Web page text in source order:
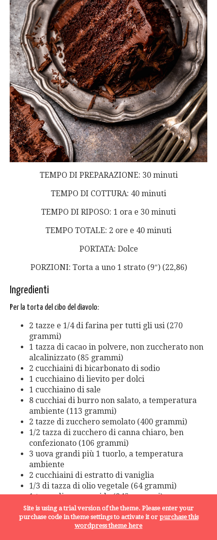
TEMPO DI PREPARAZIONE: 30 minuti
TEMPO DI COTTURA: 40 minuti
TEMPO DI RIPOSO: 1 ora e 30 minuti
TEMPO TOTALE: 2 ore e 40 minuti
PORTATA: Dolce
PORZIONI: Torta a uno 1 strato (9″) (22,86)
Ingredienti
Per la torta del cibo del diavolo:
2 tazze e 1/4 di farina per tutti gli usi (270
grammi)
1 tazza di cacao in polvere, non zuccherato non
alcalinizzato (85 grammi)
2 cucchiaini di bicarbonato di sodio
1 cucchiaino di lievito per dolci
1 cucchiaino di sale
8 cucchiai di burro non salato, a temperatura
ambiente (113 grammi)
2 tazze di zucchero semolato (400 grammi)
1/2 tazza di zucchero di canna chiaro, ben
confezionato (106 grammi)
3 uova grandi più 1 tuorlo, a temperatura
ambiente
2 cucchiaini di estratto di vaniglia
1/3 di tazza di olio vegetale (64 grammi)
1 tazza di panna acida (245 grammi), a
temperatura ambiente
1 tazza di caffè caldo appena fatto (245 grammi)
Site is using a trial version of the theme. Please enter your
purchase code in theme settings to activate it or purchase this
wordpress theme here